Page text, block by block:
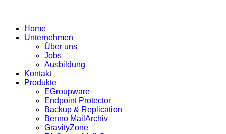
Home
Unternehmen
Über uns
Jobs
Ausbildung
Kontakt
Produkte
EGroupware
Endpoint Protector
Backup & Replication
Benno MailArchiv
GravityZone